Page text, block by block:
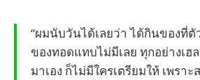
“ผมนับวันได้เลยว่า ได้กินของที่ตั
ของทอดแทบไม่มีเลย ทุกอย่างเฮ
มาเอง ก็ไม่มีใครเตรียมให้ เพรา